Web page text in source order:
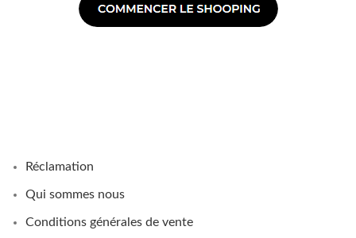
Réclamation
Qui sommes nous
Conditions générales de vente